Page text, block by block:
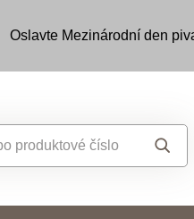
Oslavte Mezinárodní den